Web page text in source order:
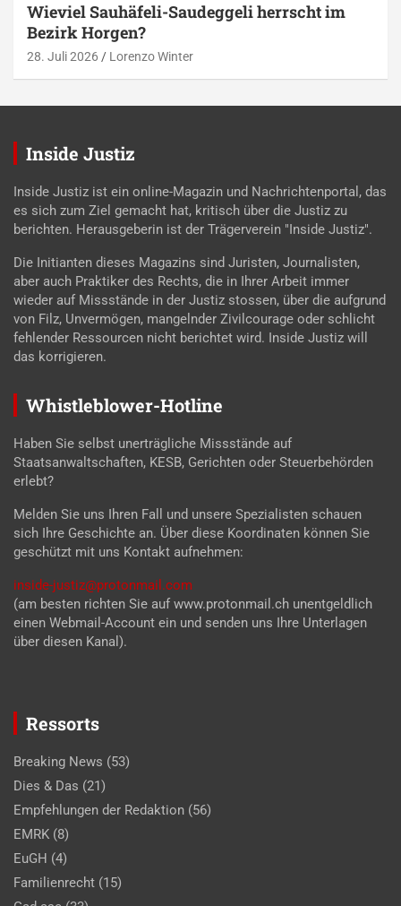
Wieviel Sauhäfeli-Saudeggeli herrscht im
Bezirk Horgen?
28. Juli 2026 Lorenzo Winter
Inside Justiz
Inside Justiz ist ein online-Magazin und Nachrichtenportal, das
es sich zum Ziel gemacht hat, kritisch über die Justiz zu
berichten. Herausgeberin ist der Trägerverein "Inside Justiz".
Die Initianten dieses Magazins sind Juristen, Journalisten,
aber auch Praktiker des Rechts, die in Ihrer Arbeit immer
wieder auf Missstände in der Justiz stossen, über die aufgrund
von Filz, Unvermögen, mangelnder Zivilcourage oder schlicht
fehlender Ressourcen nicht berichtet wird. Inside Justiz will
das korrigieren.
Whistleblower-Hotline
Haben Sie selbst unerträgliche Missstände auf
Staatsanwaltschaften, KESB, Gerichten oder Steuerbehörden
erlebt?
Melden Sie uns Ihren Fall und unsere Spezialisten schauen
sich Ihre Geschichte an. Über diese Koordinaten können Sie
geschützt mit uns Kontakt aufnehmen:
inside-justiz@protonmail.com
(am besten richten Sie auf www.protonmail.ch unentgeldlich
einen Webmail-Account ein und senden uns Ihre Unterlagen
über diesen Kanal).
Ressorts
Breaking News (53)
Dies & Das (21)
Empfehlungen der Redaktion (56)
EMRK (8)
EuGH (4)
Familienrecht (15)